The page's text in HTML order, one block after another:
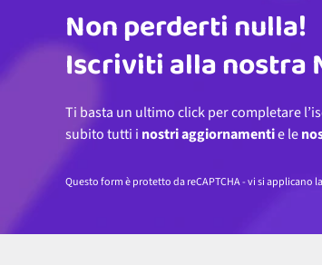
Indirizzo email
Non perderti nulla!
Iscriviti alla nostra
Ti basta un ultimo click per completare
subito tutti i nostri aggiornamentie le
Questo form è protetto da reCAPTCHA - vi si applicano la